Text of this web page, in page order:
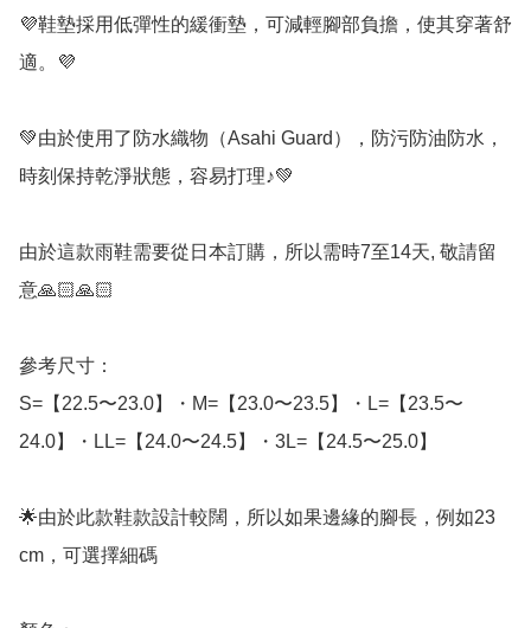
💜鞋墊採用低彈性的緩衝墊，可減輕腳部負擔，使其穿著舒
適。💜
💚由於使用了防水織物（Asahi Guard），防污防油防水，
時刻保持乾淨狀態，容易打理♪💚
由於這款雨鞋需要從日本訂購，所以需時7至14天, 敬請留
意🙏🏻🙏🏻
參考尺寸：
S=【22.5〜23.0】・M=【23.0〜23.5】・L=【23.5〜
24.0】・LL=【24.0〜24.5】・3L=【24.5〜25.0】
🌟由於此款鞋款設計較闊，所以如果邊緣的腳長，例如23
cm，可選擇細碼